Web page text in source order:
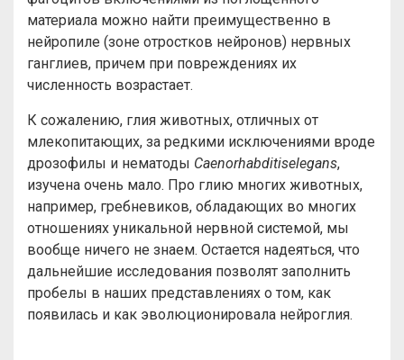
материала можно найти преимущественно в
нейропиле (зоне отростков нейронов) нервных
ганглиев, причем при повреждениях их
численность возрастает.
К сожалению, глия животных, отличных от
млекопитающих, за редкими исключениями вроде
дрозофилы и нематоды Caenorhabditiselegans,
изучена очень мало. Про глию многих животных,
например, гребневиков, обладающих во многих
отношениях уникальной нервной системой, мы
вообще ничего не знаем. Остается надеяться, что
дальнейшие исследования позволят заполнить
пробелы в наших представлениях о том, как
появилась и как эволюционировала нейроглия.